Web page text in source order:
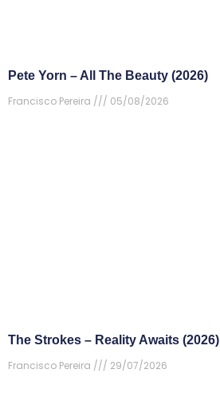
Pete Yorn – All The Beauty (2026)
Francisco Pereira
05/08/2026
The Strokes – Reality Awaits (2026)
Francisco Pereira
29/07/2026